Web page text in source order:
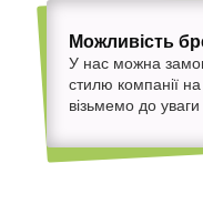
Можливість
У нас можна
стилю компанії
візьмемо до